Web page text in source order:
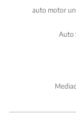
auto motor
Auto